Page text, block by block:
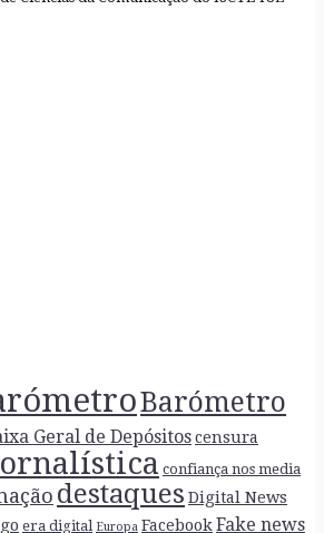
Barómetro
Geral de Depósitoscensura
confiança nos media
destaques Digital News
era digital Europa Facebook Fake news